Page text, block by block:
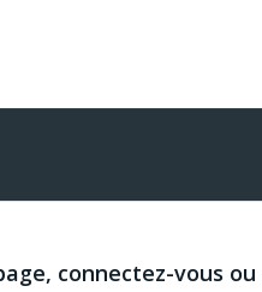
connectez-vous